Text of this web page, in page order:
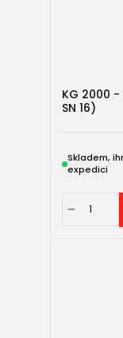
KG 2000 -
SN 16)
Skladem,
expedici